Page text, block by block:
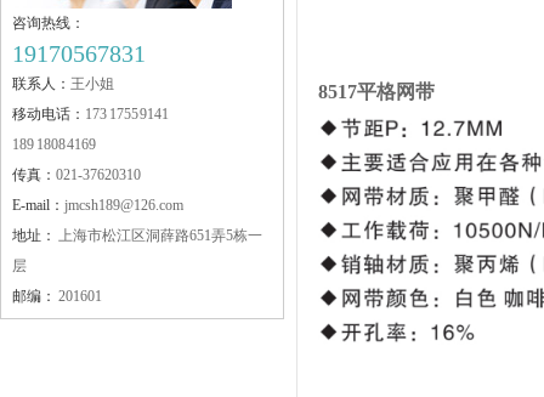
咨询热线：
19170567831
联系人： 王小姐
移动电话： 173 1755 9141
189 1808 4169
传真： 021-37620310
E-mail： jmcsh189@126.com
地址： 上海市松江区洞薛路651弄5栋一
层
邮编： 201601
8517平格网带